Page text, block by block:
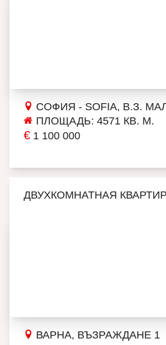
СОФИЯ - SOFIA, В.З.
ПЛОЩАДЬ: 4571 КВ. М.
€ 1 100 000
ДВУХКОМНАТНАЯ
ВАРНА, ВЪЗРАЖДАНЕ 1